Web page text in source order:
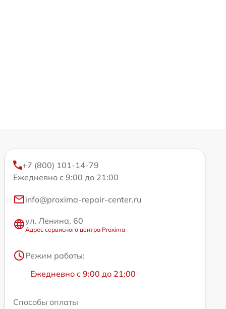
+7 (800) 101-14-79
Ежедневно с 9:00 до 21:00
info@proxima-repair-center.ru
ул. Ленина, 60
Адрес сервисного центра Proxima
Режим работы:
Ежедневно с 9:00 до 21:00
Способы оплаты